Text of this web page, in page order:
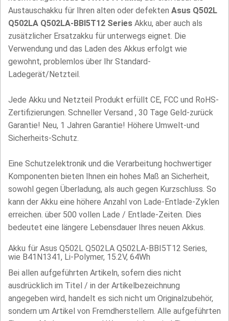
Austauschakku für Ihren alten oder defekten Asus Q502L
Q502LA Q502LA-BBI5T12 Series Akku, aber auch als
zusätzlicher Ersatzakku für unterwegs eignet. Die
Verwendung und das Laden des Akkus erfolgt wie
gewohnt, problemlos über Ihr Standard-
Ladegerät/Netzteil.
Jede Akku und Netzteil Produkt erfüllt CE, FCC und RoHS-
Zertifizierungen. Schneller Versand , 30 Tage Geld-zurück
Garantie! Neu, 1 Jahren Garantie! Höhere Umwelt-und
Sicherheits-Schutz.
Eine Schutzelektronik und die Verarbeitung hochwertiger
Komponenten bieten Ihnen ein hohes Maß an Sicherheit,
sowohl gegen Überladung, als auch gegen Kurzschluss. So
kann der Akku eine höhere Anzahl von Lade-Entlade-Zyklen
erreichen. über 500 vollen Lade / Entlade-Zeiten. Dies
bedeutet eine längere Lebensdauer Ihres neuen Akkus.
Akku für Asus Q502L Q502LA Q502LA-BBI5T12 Series,
wie B41N1341, Li-Polymer, 15.2V, 64Wh
Bei allen aufgeführten Artikeln, sofern dies nicht
ausdrücklich im Titel / in der Artikelbezeichnung
angegeben wird, handelt es sich nicht um Originalzubehör,
sondern um Artikel von Fremdherstellern. Alle aufgeführten